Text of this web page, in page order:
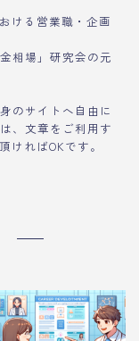
ける営業職・企画
相場」研究会の元
のサイトへ自由に
、文章をご利用す
ければOKです。